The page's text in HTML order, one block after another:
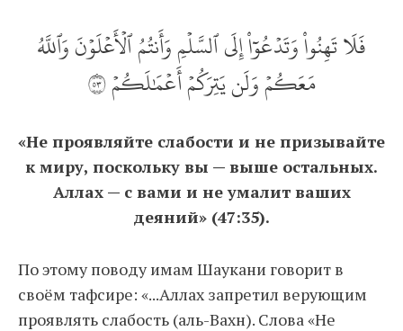
فَلَا تَهِنُواْ وَتَدۡعُوٓاْ إِلَى ٱلسَّلۡمِ وَأَنتُمُ ٱلۡأَعۡلَوۡنَ وَٱللَّهُ
مَعَكُمۡ وَلَن يَتِرَكُمۡ أَعۡمَٰلَكُمۡ ٣٥
«Не проявляйте слабости и не призывайте
к миру, поскольку вы — выше остальных.
Аллах — с вами и не умалит ваших
деяний» (47:35).
По этому поводу имам Шаукани говорит в
своём тафсире: «...Аллах запретил верующим
проявлять слабость (аль-Вахн). Слова «Не